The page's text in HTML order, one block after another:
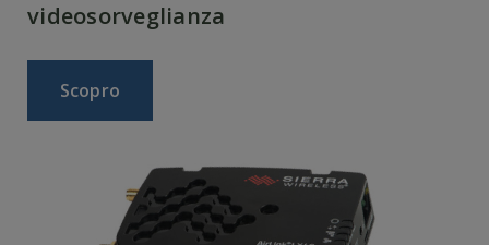
videosorveglianza
Scopro